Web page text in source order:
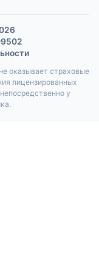
оказывает страховые
лицензированных
у